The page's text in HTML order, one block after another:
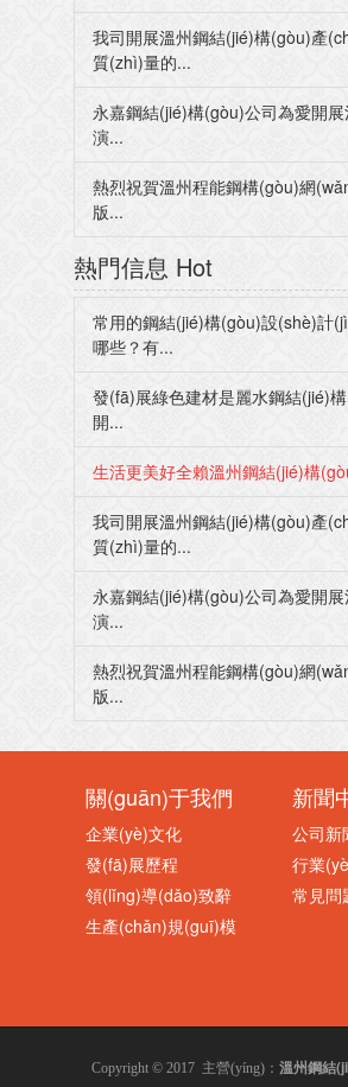
我司開展溫州鋼結(jié)構(gòu)產
質(zhì)量的...
永嘉鋼結(jié)構(gòu)公司為愛開
演...
熱烈祝賀溫州程能鋼構(gòu)網
版...
熱門信息 Hot
常用的鋼結(jié)構(gòu)設(shè)計
哪些？有...
發(fā)展綠色建材是麗水鋼結(jié)
開...
生活更美好全賴溫州鋼結(jié)構
我司開展溫州鋼結(jié)構(gòu)產
質(zhì)量的...
永嘉鋼結(jié)構(gòu)公司為愛開
演...
熱烈祝賀溫州程能鋼構(gòu)網
版...
關(guān)于我們
企業(yè)文化
發(fā)展歷程
領(lǐng)導(dǎo)致辭
生產(chǎn)規(guī)模
新聞
公司新
行業
常見問
Copyright © 2017 主營(yíng)： 溫州鋼結